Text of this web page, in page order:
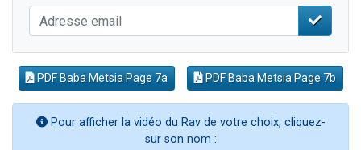
PDF Baba Metsia Page 7a PDF Baba Metsia Page 7b
Pour afficher la vidéo du Rav de votre choix, cliquez-
sur son nom :